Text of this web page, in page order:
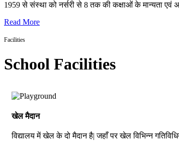
1959 से संस्था को नर्सरी से 8 तक की कक्षाओं के मान्यता एवं
Read More
Facilities
School Facilities
खेल मैदान
विद्यालय में खेल के दो मैदान है| जहाँ पर खेल विभिन्न